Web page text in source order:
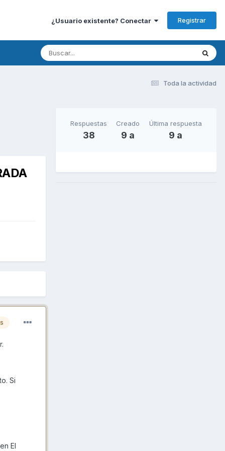
¿Usuario existente? Conectar Registrar
Toda la actividad
Si
El
Respuestas
38
Creado
9 a
Última respuesta
9 a